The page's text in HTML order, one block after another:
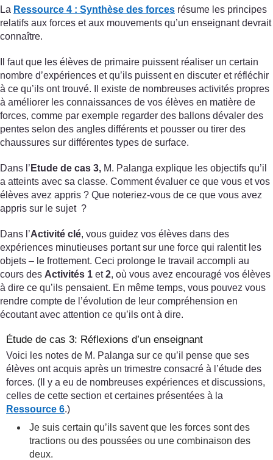
La Ressource 4 : Synthèse des forces résume les principes
relatifs aux forces et aux mouvements qu’un enseignant devrait
connaître.
Il faut que les élèves de primaire puissent réaliser un certain
nombre d’expériences et qu’ils puissent en discuter et réfléchir
à ce qu’ils ont trouvé. Il existe de nombreuses activités propres
à améliorer les connaissances de vos élèves en matière de
forces, comme par exemple regarder des ballons dévaler des
pentes selon des angles différents et pousser ou tirer des
chaussures sur différentes types de surface.
Dans l’ Etude de cas 3, M. Palanga explique les objectifs qu’il
a atteints avec sa classe. Comment évaluer ce que vous et vos
élèves avez appris ? Que noteriez-vous de ce que vous avez
appris sur le sujet ?
Dans l’Activité clé, vous guidez vos élèves dans des
expériences minutieuses portant sur une force qui ralentit les
objets – le frottement. Ceci prolonge le travail accompli au
cours des Activités 1 et2, où vous avez encouragé vos élèves
à dire ce qu’ils pensaient. En même temps, vous pouvez vous
rendre compte de l’évolution de leur compréhension en
écoutant avec attention ce qu’ils ont à dire.
Étude de cas 3: Réflexions d’un enseignant
Voici les notes de M. Palanga sur ce qu’il pense que ses
élèves ont acquis après un trimestre consacré à l’étude des
forces. (Il y a eu de nombreuses expériences et discussions,
celles de cette section et certaines présentées à la
Ressource 6.)
Je suis certain qu’ils savent que les forces sont des
tractions ou des poussées ou une combinaison des
deux.